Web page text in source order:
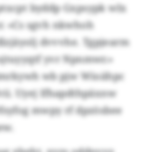
byddp Gxpsypk wlx
«Cs sgvh nkwhoh
dvvvhe. Tgpjearm
yvr Npnmwr.»
wb pjw Wioähpc
Uyej Ifhapdthpäxnw
mwpy rf dpzösbee